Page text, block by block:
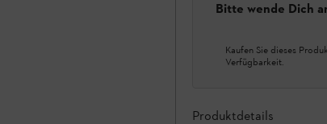
Bitte wende Dich
Kaufen Sie dieses
Verfügbarkeit.
Produktdetails